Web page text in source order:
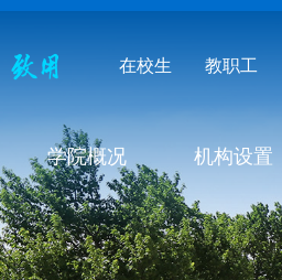
在校生 教职工
学院概况 机构设置